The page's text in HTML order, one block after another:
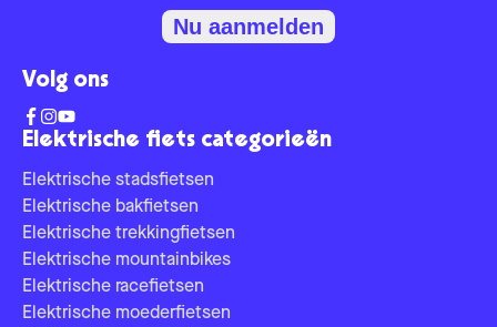
Elektrische fiets categorieën
Elektrische stadsfietsen
Elektrische bakfietsen
Elektrische trekkingfietsen
Elektrische mountainbikes
Elektrische racefietsen
Elektrische moederfietsen
Nu aanmelden
Volg ons